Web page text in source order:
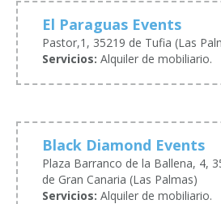
El Paraguas Events
Pastor,1, 35219 de Tufia (Las
Servicios: Alquiler de mobiliario.
Black Diamond Events
Plaza Barranco de la Ballena, 4,
de Gran Canaria (Las Palmas)
Servicios: Alquiler de mobiliario.